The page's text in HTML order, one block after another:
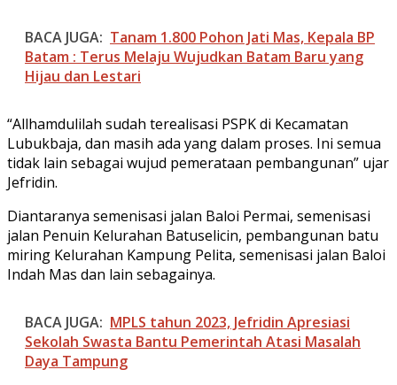
BACA JUGA: Tanam 1.800 Pohon Jati Mas, Kepala BP
Batam : Terus Melaju Wujudkan Batam Baru yang
Hijau dan Lestari
“Allhamdulilah sudah terealisasi PSPK di Kecamatan
Lubukbaja, dan masih ada yang dalam proses. Ini semua
tidak lain sebagai wujud pemerataan pembangunan” ujar
Jefridin.
Diantaranya semenisasi jalan Baloi Permai, semenisasi
jalan Penuin Kelurahan Batuselicin, pembangunan batu
miring Kelurahan Kampung Pelita, semenisasi jalan Baloi
Indah Mas dan lain sebagainya.
BACA JUGA: MPLS tahun 2023, Jefridin Apresiasi
Sekolah Swasta Bantu Pemerintah Atasi Masalah
Daya Tampung